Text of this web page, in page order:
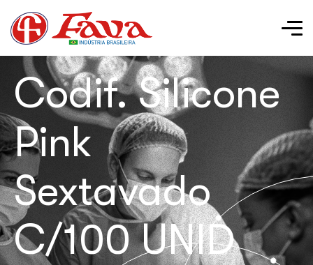
Codif. Silicone
Pink
Sextavado
C/100 UNID